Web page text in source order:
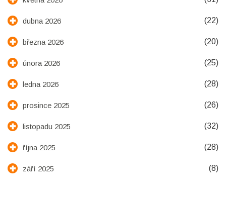
dubna 2026 (22)
března 2026 (20)
února 2026 (25)
ledna 2026 (28)
prosince 2025 (26)
listopadu 2025 (32)
října 2025 (28)
září 2025 (8)